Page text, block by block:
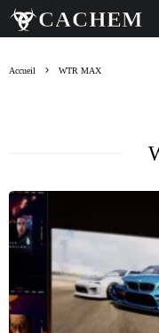
Accueil WTR MAX